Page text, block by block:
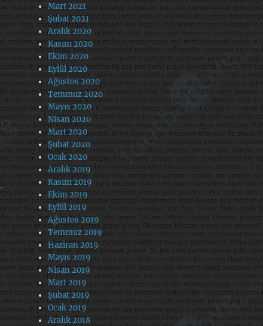
Mart 2021
Şubat 2021
Aralık 2020
Kasım 2020
Ekim 2020
Eylül 2020
Ağustos 2020
Temmuz 2020
Mayıs 2020
Nisan 2020
Mart 2020
Şubat 2020
Ocak 2020
Aralık 2019
Kasım 2019
Ekim 2019
Eylül 2019
Ağustos 2019
Temmuz 2019
Haziran 2019
Mayıs 2019
Nisan 2019
Mart 2019
Şubat 2019
Ocak 2019
Aralık 2018